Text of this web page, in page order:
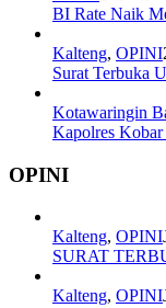
BI Rate Naik
Kalteng, OPINI
Surat Terbuka
Kotawaringin
Kapolres
OPINI
Kalteng, OPINI
SURAT
Kalteng, OPINI